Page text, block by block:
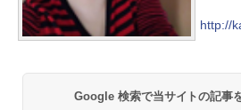
http://
Google 検索で当サイトの記事